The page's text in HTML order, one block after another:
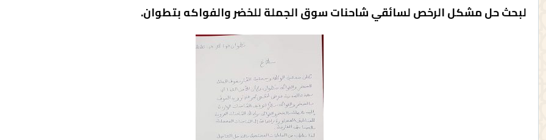
لبحث حل مشكل الرخص لسائقي شاحنات سوق الجملة للخضر والفواكه بتطوان.